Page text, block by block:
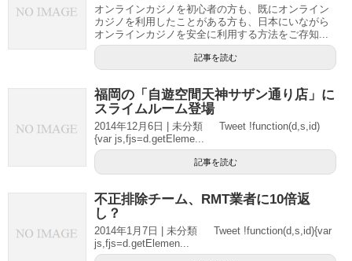
オンラインカジノを初心者の方も、既にオンライン
カジノを利用したことがある方も、日本にいながら
オンラインカジノを安全に利用する方法をご存知...
記事を読む
福岡の「自遊空間天神サザン通り店」に
スライムルーム登場
2014年12月6日 | 未分類 Tweet !function(d,s,id)
{var js,fjs=d.getEleme...
記事を読む
不正排除チーム、RMT業者に10倍返
し？
2014年1月7日 | 未分類 Tweet !function(d,s,id){var
js,fjs=d.getElemen...